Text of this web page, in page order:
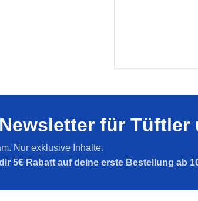
Nut 8 für Tüftler
Nur exklusive Inhalte.
5€ Rabatt auf deine erste Bestellung ab